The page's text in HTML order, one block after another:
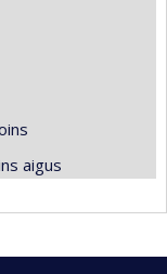
aigus